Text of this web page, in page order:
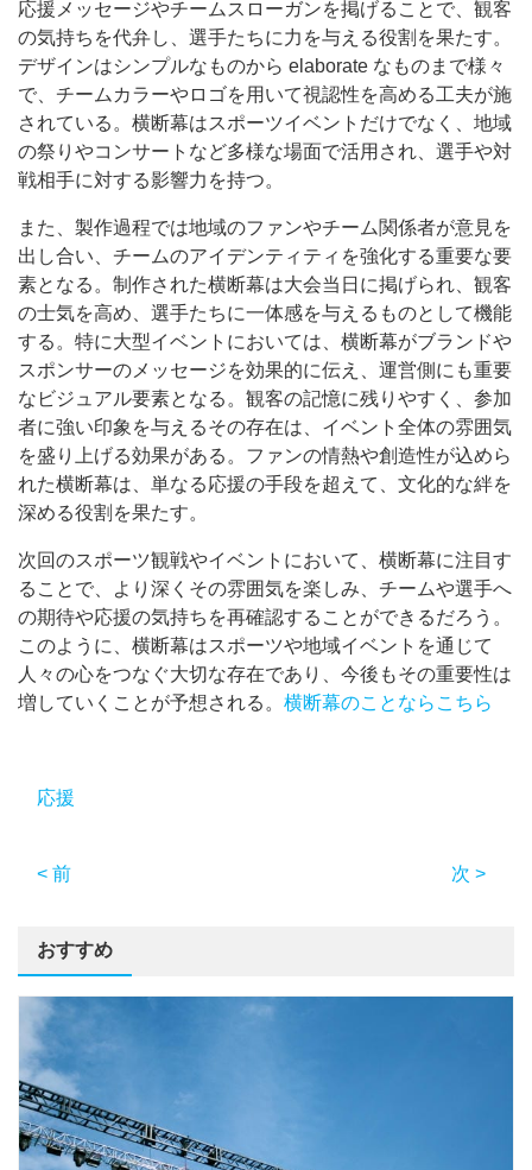
応援メッセージやチームスローガンを掲げることで、観客
の気持ちを代弁し、選手たちに力を与える役割を果たす。
デザインはシンプルなものから elaborate なものまで様々
で、チームカラーやロゴを用いて視認性を高める工夫が施
されている。横断幕はスポーツイベントだけでなく、地域
の祭りやコンサートなど多様な場面で活用され、選手や対
戦相手に対する影響力を持つ。
また、製作過程では地域のファンやチーム関係者が意見を
出し合い、チームのアイデンティティを強化する重要な要
素となる。制作された横断幕は大会当日に掲げられ、観客
の士気を高め、選手たちに一体感を与えるものとして機能
する。特に大型イベントにおいては、横断幕がブランドや
スポンサーのメッセージを効果的に伝え、運営側にも重要
なビジュアル要素となる。観客の記憶に残りやすく、参加
者に強い印象を与えるその存在は、イベント全体の雰囲気
を盛り上げる効果がある。ファンの情熱や創造性が込めら
れた横断幕は、単なる応援の手段を超えて、文化的な絆を
深める役割を果たす。
次回のスポーツ観戦やイベントにおいて、横断幕に注目す
ることで、より深くその雰囲気を楽しみ、チームや選手へ
の期待や応援の気持ちを再確認することができるだろう。
このように、横断幕はスポーツや地域イベントを通じて
人々の心をつなぐ大切な存在であり、今後もその重要性は
増していくことが予想される。 横断幕のことならこちら
応援
< 前 次 >
おすすめ